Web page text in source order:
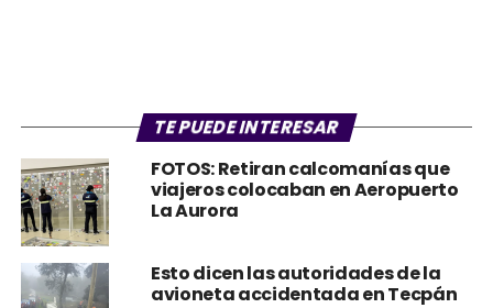
TE PUEDE INTERESAR
FOTOS: Retiran calcomanías que
viajeros colocaban en Aeropuerto
La Aurora
Esto dicen las autoridades de la
avioneta accidentada en Tecpán